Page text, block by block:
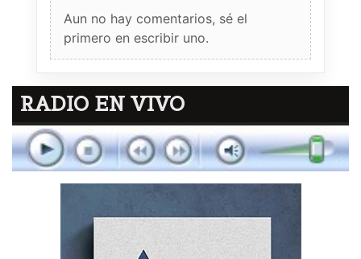
Aun no hay comentarios, sé el
primero en escribir uno.
RADIO EN VIVO